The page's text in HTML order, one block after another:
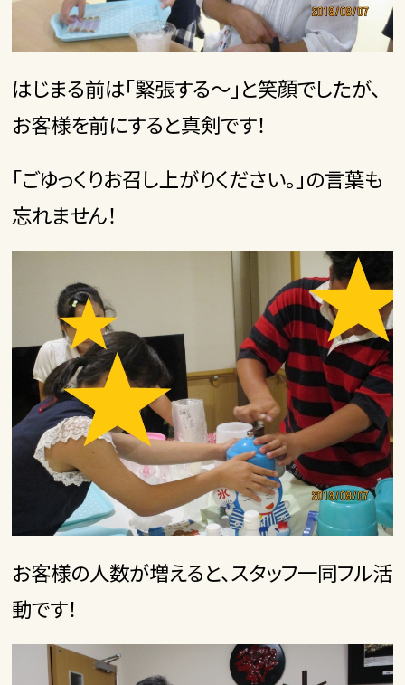
はじまる前は「緊張する～」と笑顔でしたが、
お客様を前にすると真剣です！
「ごゆっくりお召し上がりください。」の言葉も
忘れません！
お客様の人数が増えると、スタッフ一同フル活
動です！